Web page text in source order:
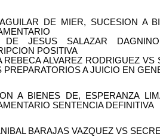
DE MIER, SUCESION A
DE JESUS SALAZAR
POSITIVA
REBECA ALVAREZ RODRIGUEZ VS
PREPARATORIOS A JUICIO EN
A BIENES DE, ESPERANZA
SENTENCIA DEFINITIVA
BARAJAS VAZQUEZ VS